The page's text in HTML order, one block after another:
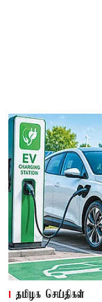
தமிழக செய்திகள்